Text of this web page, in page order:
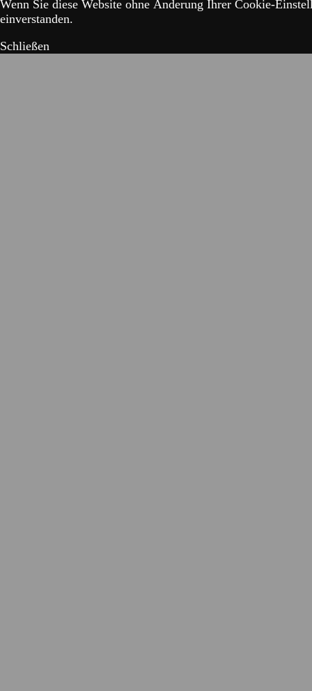
Wenn Sie diese Website ohne Änderung Ihrer Cookie-
einverstanden.
Schließen